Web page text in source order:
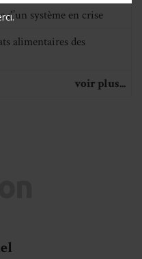
système en crise
alimentaires des
voir plus...